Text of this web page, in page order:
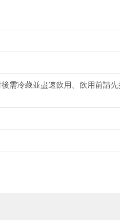
需冷藏並盡速飲用。飲用前請